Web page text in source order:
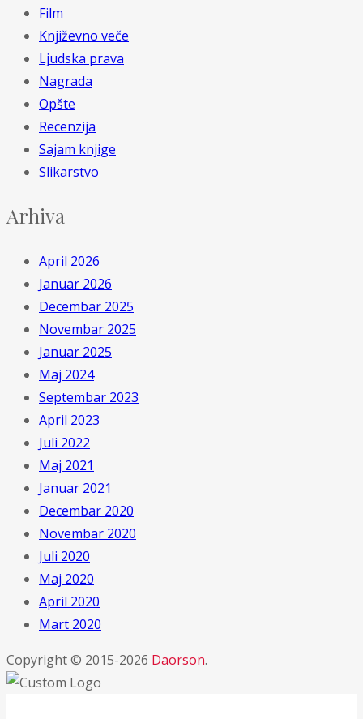
Film
Književno veče
Ljudska prava
Nagrada
Opšte
Recenzija
Sajam knjige
Slikarstvo
Arhiva
April 2026
Januar 2026
Decembar 2025
Novembar 2025
Januar 2025
Maj 2024
Septembar 2023
April 2023
Juli 2022
Maj 2021
Januar 2021
Decembar 2020
Novembar 2020
Juli 2020
Maj 2020
April 2020
Mart 2020
Copyright © 2015-2026 Daorson.